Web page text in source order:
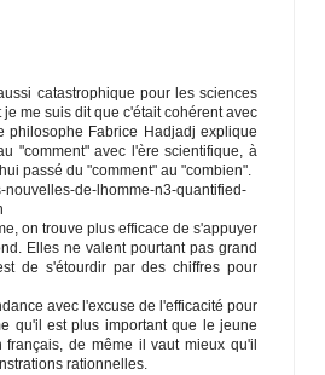
catastrophique pour les sciences
me suis dit que c'était cohérent avec
philosophe Fabrice Hadjadj explique
"comment" avec l'ère scientifique, à
passé du "comment" au "combien".
nouvelles-de-lhomme-n3-quantified-
on trouve plus efficace de s'appuyer
Elles ne valent pourtant pas grand
de s'étourdir par des chiffres pour
avec l'excuse de l'efficacité pour
qu'il est plus important que le jeune
de même il vaut mieux qu'il
rationnelles.